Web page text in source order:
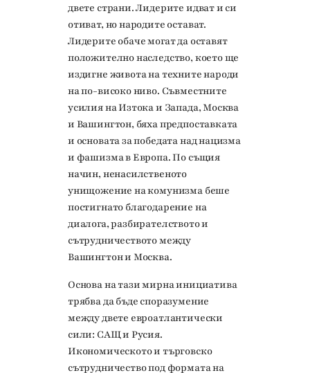
двете страни. Лидерите идват и си
отиват, но народите остават.
Лидерите обаче могат да оставят
положително наследство, което ще
издигне живота на техните народи
на по-високо ниво. Съвместните
усилия на Изтока и Запада, Москва
и Вашингтон, бяха предпоставката
и основата за победата над нацизма
и фашизма в Европа. По същия
начин, ненасилственото
унищожение на комунизма беше
постигнато благодарение на
диалога, разбирателството и
сътрудничеството между
Вашингтон и Москва.
Основа на тази мирна инициатива
трябва да бъде споразумение
между двете евроатлантически
сили: САЩ и Русия.
Икономическото и търговско
сътрудничество под формата на